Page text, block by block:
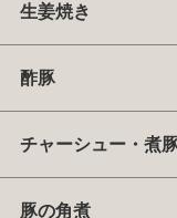
生姜焼き
酢豚
チャーシュー・煮
豚の角煮